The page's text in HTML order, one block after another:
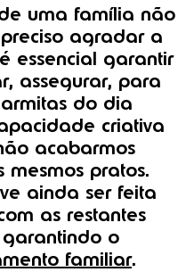
uma família não
agradar a
essencial garantir
assegurar, para
do dia
criativa
acabarmos
mesmos pratos.
ainda ser feita
as restantes
o
familiar.